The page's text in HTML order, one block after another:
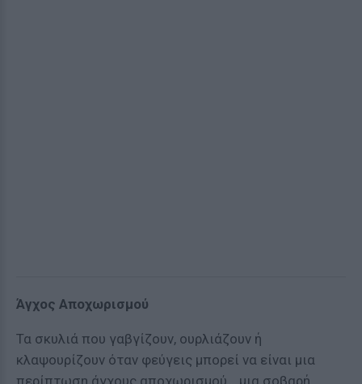
Άγχος Αποχωρισμού
Τα σκυλιά που γαβγίζουν, ουρλιάζουν ή
κλαψουρίζουν όταν φεύγεις μπορεί να είναι μια
περίπτωση άγχους αποχωρισμού… μια σοβαρή